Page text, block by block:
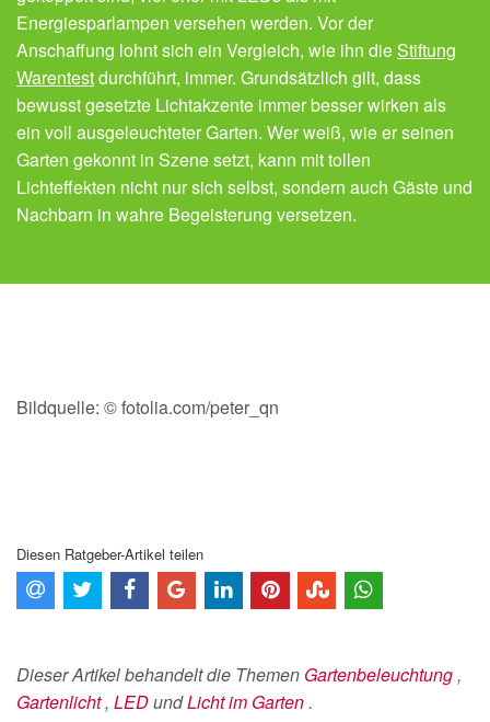
Energiesparlampen versehen werden. Vor der
Anschaffung lohnt sich ein Vergleich, wie ihn dieStiftung
Warentestdurchführt, immer. Grundsätzlich gilt, dass
bewusst gesetzte Lichtakzente immer besser wirken als
ein voll ausgeleuchteter Garten. Wer weiß, wie er seinen
Garten gekonnt in Szene setzt, kann mit tollen
Lichteffekten nicht nur sich selbst, sondern auch Gäste und
Nachbarn in wahre Begeisterung versetzen.
Bildquelle: © fotolia.com/peter_qn
Diesen Ratgeber-Artikel teilen
Dieser Artikel behandelt die Themen Gartenbeleuchtung ,
Gartenlicht, LEDundLicht im Garten .